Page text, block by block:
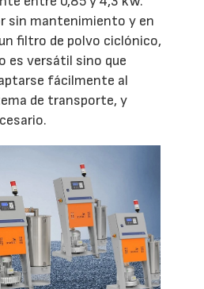
sin mantenimiento y en
filtro de polvo ciclónico,
es versátil sino que
fácilmente al
de transporte, y